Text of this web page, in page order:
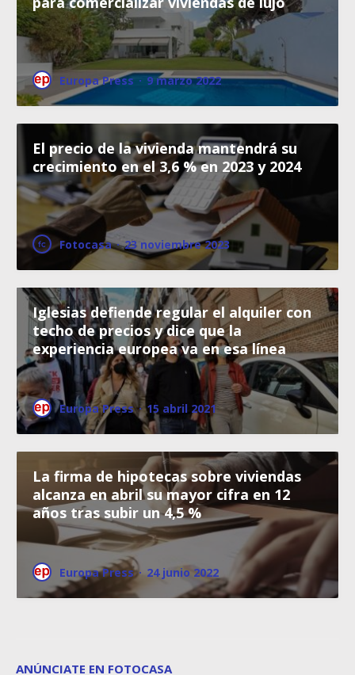
Europa Press · 9 marzo 2022
El precio de la vivienda mantendrá su
crecimiento en el 3,6 % en 2023 y 2024
Fotocasa · 23 noviembre 2023
Iglesias defiende regular el alquiler con
techo de precios y dice que la
experiencia europea va en esa línea
Europa Press · 15 abril 2021
La firma de hipotecas sobre viviendas
alcanza en abril su mayor cifra en 12
años tras subir un 4,5 %
Europa Press · 24 junio 2022
ANÚNCIATE EN FOTOCASA